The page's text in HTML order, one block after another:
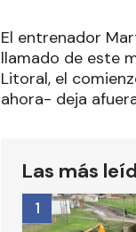
El entrenador
llamado de este
Litoral, el
ahora- deja
Las más
1